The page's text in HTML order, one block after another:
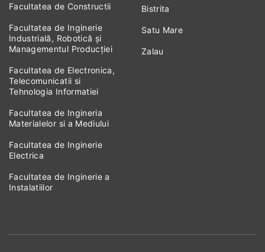
Facultatea de Constructii
Facultatea de Inginerie
Industrială, Robotică și
Managementul Producției
Facultatea de Electronica,
Telecomunicatii si
Tehnologia Informatiei
Facultatea de Ingineria
Materialelor si a Mediului
Facultatea de Inginerie
Electrica
Facultatea de Inginerie a
Instalatiilor
Bistrita
Satu Mare
Zalau